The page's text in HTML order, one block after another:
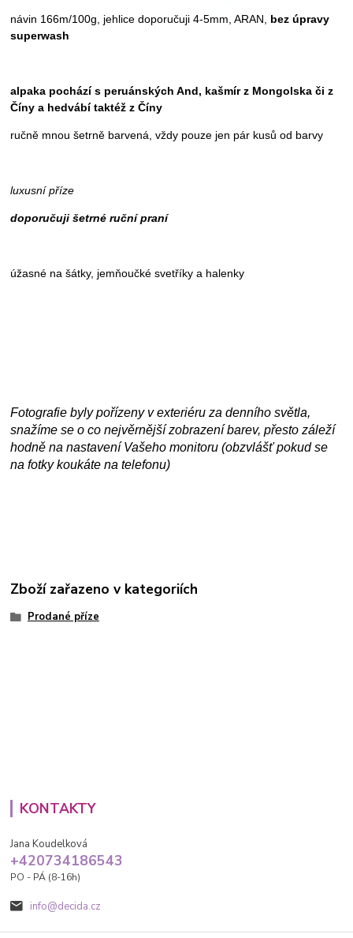
návin 166m/100g, jehlice doporučuji 4-5mm, ARAN, bez úpravy
superwash
alpaka pochází s peruánských And, kašmír z Mongolska či z
Číny a hedvábí taktéž z Číny
ručně mnou šetrně barvená, vždy pouze jen pár kusů od barvy
luxusní příze
doporučuji šetrné ruční praní
úžasné na šátky, jemňoučké svetříky a halenky
Fotografie byly pořízeny v exteriéru za denního světla,
snažíme se o co nejvěrnější zobrazení barev, přesto záleží
hodně na nastavení Vašeho monitoru (obzvlášť pokud se
na fotky koukáte na telefonu)
Zboží zařazeno v kategoriích
Prodané příze
KONTAKTY
Jana Koudelková
+420734186543
PO - PÁ (8-16h)
info@decida.cz